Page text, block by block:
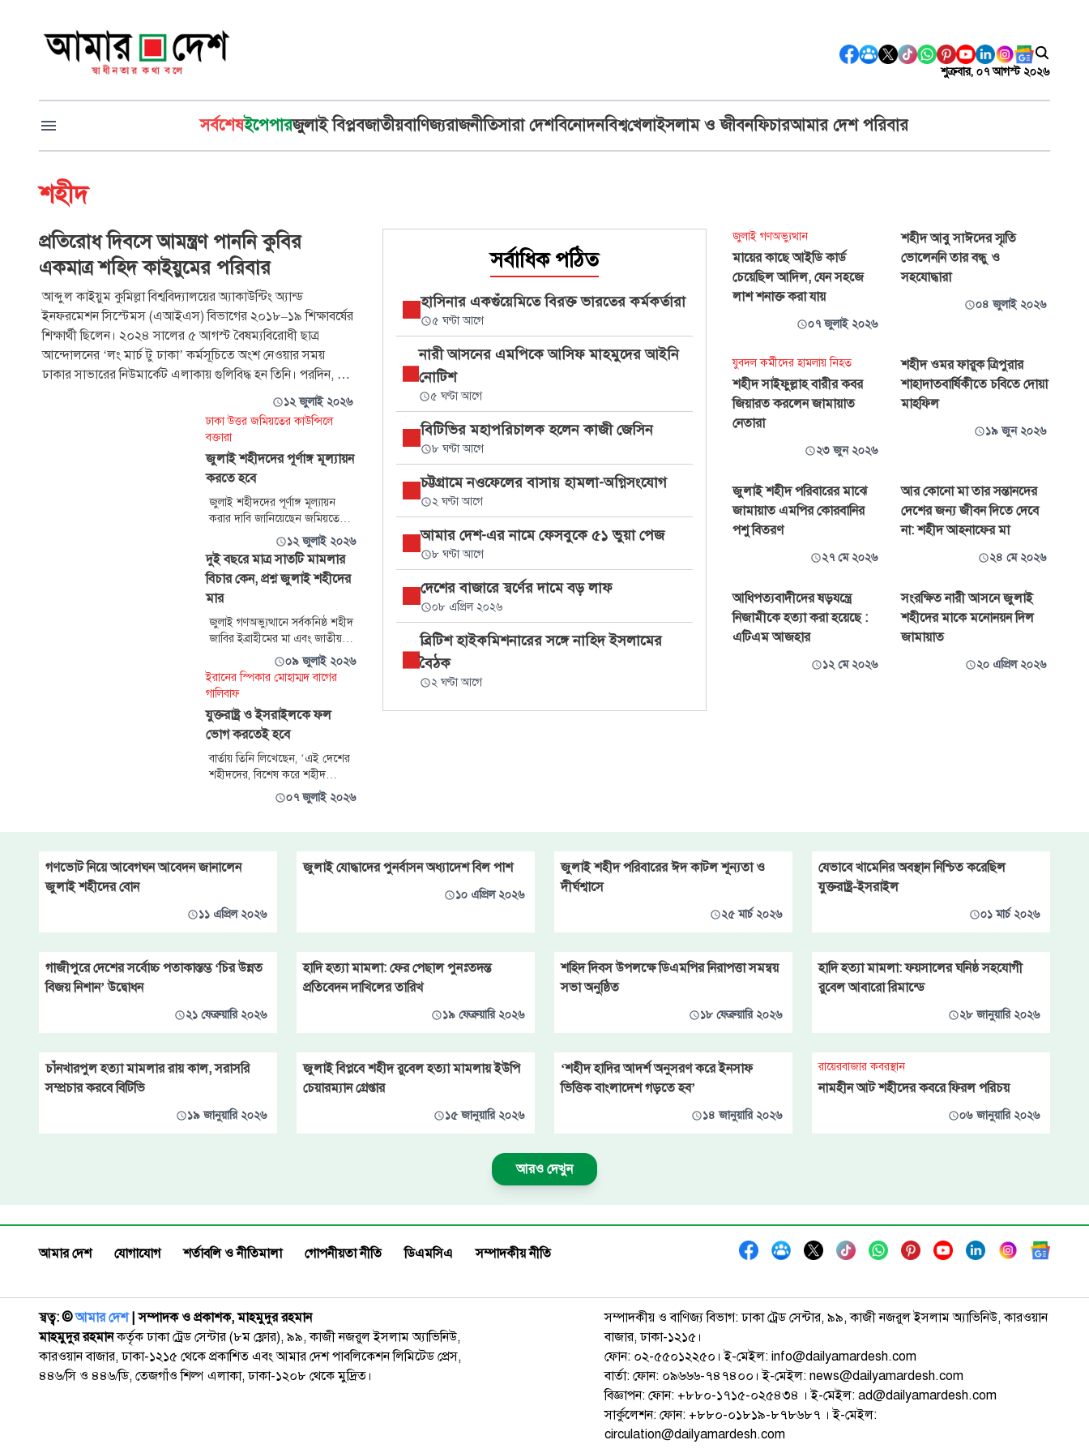
শুক্রবার, ০৭ আগস্ট ২০২৬
সর্বশেষইপেপারজুলাই বিপ্লবজাতীয়বাণিজ্যরাজনীতিসারা দেশবিনোদনবিশ্বখেলাইসলাম ও জীবনফিচারআমার দেশ পরিবার
শহীদ
প্রতিরোধ দিবসে আমন্ত্রণ পাননি কুবির
একমাত্র শহিদ কাইয়ুমের পরিবার
আব্দুল কাইয়ুম কুমিল্লা বিশ্ববিদ্যালয়ের অ্যাকাউন্টিং অ্যান্ড
ইনফরমেশন সিস্টেমস (এআইএস) বিভাগের ২০১৮–১৯ শিক্ষাবর্ষের
শিক্ষার্থী ছিলেন। ২০২৪ সালের ৫ আগস্ট বৈষম্যবিরোধী ছাত্র
আন্দোলনের ‘লং মার্চ টু ঢাকা’ কর্মসূচিতে অংশ নেওয়ার সময়
ঢাকার সাভারের নিউমার্কেট এলাকায় গুলিবিদ্ধ হন তিনি। পরদিন, ৬
১২ জুলাই ২০২৬
ঢাকা উত্তর জমিয়তের কাউন্সিলে
বক্তারা
জুলাই শহীদদের পূর্ণাঙ্গ মূল্যায়ন
করতে হবে
জুলাই শহীদদের পূর্ণাঙ্গ মূল্যায়ন
করার দাবি জানিয়েছেন জমিয়তে
উলামায়ে ইসলাম বাংলাদেশের
নেতারা। তারা বলেছেন, যারা এখনো
আহত অবস্থায় আছেন, তাদের
চিকিৎসা সুনিশ্চিত করতে হবে।
১২ জুলাই ২০২৬
দুই বছরে মাত্র সাতটি মামলার
বিচার কেন, প্রশ্ন জুলাই শহীদের
মার
জুলাই গণঅভ্যুত্থানে সর্বকনিষ্ঠ শহীদ
জাবির ইব্রাহীমের মা এবং জাতীয়
সংসদের সংরক্ষিত আসনের সদস্য
রোকেয়া বেগম জুলাই গণঅভ্যুত্থানের
ঘটনায় বিচারপ্রক্রিয়ার ধীরগতির
সমালোচনা করে বলেছেন, ‘দুই বছর
পেরিয়ে গেলেও মাত্র সাতটি মামলার
বিচার সম্পন্ন হয়েছে।’
০৯ জুলাই ২০২৬
ইরানের স্পিকার মোহাম্মদ বাগের
গালিবাফ
যুক্তরাষ্ট্র ও ইসরাইলকে ফল
ভোগ করতেই হবে
বার্তায় তিনি লিখেছেন, ‘এই দেশের
শহীদদের, বিশেষ করে শহীদ
উম্মাহর ইমামের হত্যাকারীরা তাদের
কৃতকর্মের শাস্তি পাবে। চূড়ান্ত
০৭ জুলাই ২০২৬
সর্বাধিক পঠিত
হাসিনার একগুঁয়েমিতে বিরক্ত ভারতের কর্মকর্তারা
৫ ঘণ্টা আগে
নারী আসনের এমপিকে আসিফ মাহমুদের আইনি
নোটিশ
৫ ঘণ্টা আগে
বিটিভির মহাপরিচালক হলেন কাজী জেসিন
৮ ঘণ্টা আগে
চট্টগ্রামে নওফেলের বাসায় হামলা-অগ্নিসংযোগ
২ ঘণ্টা আগে
আমার দেশ-এর নামে ফেসবুকে ৫১ ভুয়া পেজ
৮ ঘণ্টা আগে
দেশের বাজারে স্বর্ণের দামে বড় লাফ
০৮ এপ্রিল ২০২৬
ব্রিটিশ হাইকমিশনারের সঙ্গে নাহিদ ইসলামের
বৈঠক
২ ঘণ্টা আগে
জুলাই গণঅভ্যুত্থান
মায়ের কাছে আইডি কার্ড
চেয়েছিল আদিল, যেন সহজে
লাশ শনাক্ত করা যায়
০৭ জুলাই ২০২৬
শহীদ আবু সাঈদের স্মৃতি
ভোলেননি তার বন্ধু ও
সহযোদ্ধারা
০৪ জুলাই ২০২৬
যুবদল কর্মীদের হামলায় নিহত
শহীদ সাইফুল্লাহ বারীর কবর
জিয়ারত করলেন জামায়াত
নেতারা
২৩ জুন ২০২৬
শহীদ ওমর ফারুক ত্রিপুরার
শাহাদাতবার্ষিকীতে চবিতে দোয়া
মাহফিল
১৯ জুন ২০২৬
জুলাই শহীদ পরিবারের মাঝে
জামায়াত এমপির কোরবানির
পশু বিতরণ
২৭ মে ২০২৬
আর কোনো মা তার সন্তানদের
দেশের জন্য জীবন দিতে দেবে
না: শহীদ আহনাফের মা
২৪ মে ২০২৬
আধিপত্যবাদীদের ষড়যন্ত্রে
নিজামীকে হত্যা করা হয়েছে :
এটিএম আজহার
১২ মে ২০২৬
সংরক্ষিত নারী আসনে জুলাই
শহীদের মাকে মনোনয়ন দিল
জামায়াত
২০ এপ্রিল ২০২৬
গণভোট নিয়ে আবেগঘন আবেদন জানালেন
জুলাই শহীদের বোন
১১ এপ্রিল ২০২৬
জুলাই যোদ্ধাদের পুনর্বাসন অধ্যাদেশ বিল পাশ
১০ এপ্রিল ২০২৬
জুলাই শহীদ পরিবারের ঈদ কাটল শূন্যতা ও
দীর্ঘশ্বাসে
২৫ মার্চ ২০২৬
যেভাবে খামেনির অবস্থান নিশ্চিত করেছিল
যুক্তরাষ্ট্র-ইসরাইল
০১ মার্চ ২০২৬
গাজীপুরে দেশের সর্বোচ্চ পতাকাস্তম্ভ ‘চির উন্নত
বিজয় নিশান’ উদ্বোধন
২১ ফেব্রুয়ারি ২০২৬
হাদি হত্যা মামলা: ফের পেছাল পুনঃতদন্ত
প্রতিবেদন দাখিলের তারিখ
১৯ ফেব্রুয়ারি ২০২৬
শহিদ দিবস উপলক্ষে ডিএমপির নিরাপত্তা সমন্বয়
সভা অনুষ্ঠিত
১৮ ফেব্রুয়ারি ২০২৬
হাদি হত্যা মামলা: ফয়সালের ঘনিষ্ঠ সহযোগী
রুবেল আবারো রিমান্ডে
২৮ জানুয়ারি ২০২৬
চাঁনখারপুল হত্যা মামলার রায় কাল, সরাসরি
সম্প্রচার করবে বিটিভি
১৯ জানুয়ারি ২০২৬
জুলাই বিপ্লবে শহীদ রুবেল হত্যা মামলায় ইউপি
চেয়ারম্যান গ্রেপ্তার
১৫ জানুয়ারি ২০২৬
‘শহীদ হাদির আদর্শ অনুসরণ করে ইনসাফ
ভিত্তিক বাংলাদেশ গড়তে হব’
১৪ জানুয়ারি ২০২৬
রায়েরবাজার কবরস্থান
নামহীন আট শহীদের কবরে ফিরল পরিচয়
০৬ জানুয়ারি ২০২৬
আরও দেখুন
আমার দেশ যোগাযোগ শর্তাবলি ও নীতিমালা গোপনীয়তা নীতি ডিএমসিএ সম্পাদকীয় নীতি
স্বত্ব: ©️আমার দেশ| সম্পাদক ও প্রকাশক, মাহমুদুর রহমান
মাহমুদুর রহমানকর্তৃক ঢাকা ট্রেড সেন্টার (৮ম ফ্লোর), ৯৯, কাজী নজরুল ইসলাম অ্যাভিনিউ,
কারওয়ান বাজার, ঢাকা-১২১৫ থেকে প্রকাশিত এবং আমার দেশ পাবলিকেশন লিমিটেড প্রেস,
৪৪৬/সি ও ৪৪৬/ডি, তেজগাঁও শিল্প এলাকা, ঢাকা-১২০৮ থেকে মুদ্রিত।
সম্পাদকীয় ও বাণিজ্য বিভাগ: ঢাকা ট্রেড সেন্টার, ৯৯, কাজী নজরুল ইসলাম অ্যাভিনিউ, কারওয়ান
বাজার, ঢাকা-১২১৫।
ফোন: ০২-৫৫০১২২৫০। ই-মেইল: info@dailyamardesh.com
বার্তা: ফোন: ০৯৬৬৬-৭৪৭৪০০। ই-মেইল: news@dailyamardesh.com
বিজ্ঞাপন: ফোন: +৮৮০-১৭১৫-০২৫৪৩৪ । ই-মেইল: ad@dailyamardesh.com
সার্কুলেশন: ফোন: +৮৮০-০১৮১৯-৮৭৮৬৮৭ । ই-মেইল:
circulation@dailyamardesh.com